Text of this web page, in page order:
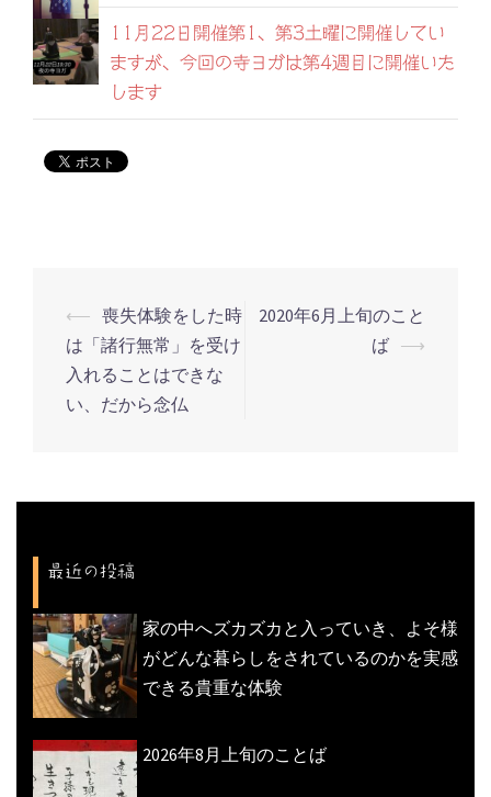
11月22日開催第1、第3土曜に開催してい
ますが、今回の寺ヨガは第4週目に開催いた
します
投
稿
ナ
ョ
⟵ 喪失体験をした時
は「諸行無常」を受け
入れることはできな
い、だから念仏
2020年6月上旬のこと
ば ⟶
最近の投稿
家の中へズカズカと入っていき、よそ様
がどんな暮らしをされているのかを実感
できる貴重な体験
2026年8月上旬のことば